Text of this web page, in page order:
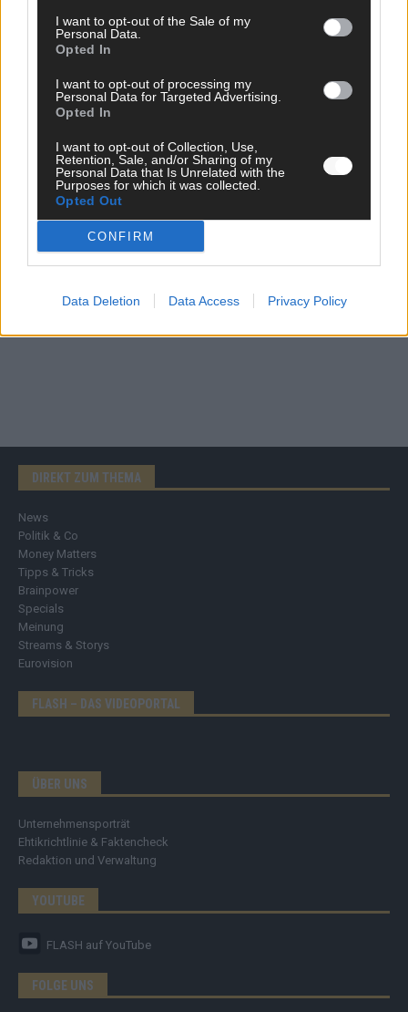
I want to opt-out of the Sale of my
Personal Data.
Opted In
I want to opt-out of processing my
Personal Data for Targeted Advertising.
Opted In
I want to opt-out of Collection, Use,
Retention, Sale, and/or Sharing of my
Personal Data that Is Unrelated with the
Purposes for which it was collected.
Opted Out
CONFIRM
Data Deletion Data Access Privacy Policy
CHECK UNS AUF FACEBOOK
DIREKT ZUM THEMA
News
Politik & Co
Money Matters
Tipps & Tricks
Brainpower
Specials
Meinung
Streams & Storys
Eurovision
FLASH – DAS VIDEOPORTAL
ÜBER UNS
Unternehmensporträt
Ehtikrichtlinie & Faktencheck
Redaktion und Verwaltung
YOUTUBE
FLASH auf YouTube
FOLGE UNS